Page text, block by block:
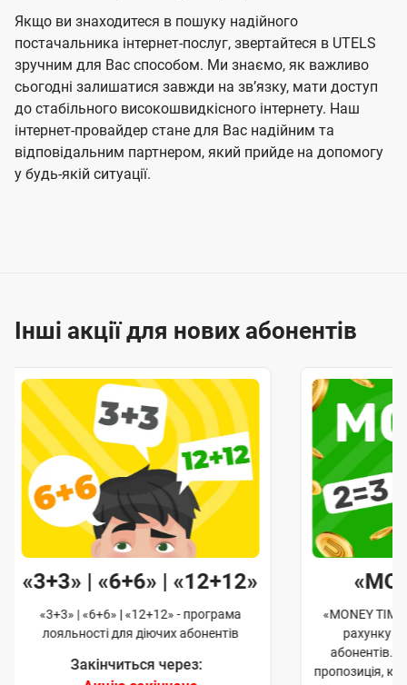
Якщо ви знаходитеся в пошуку надійного
постачальника інтернет-послуг, звертайтеся в UTELS
зручним для Вас способом. Ми знаємо, як важливо
сьогодні залишатися завжди на звʼязку, мати доступ
до стабільного високошвидкісного інтернету. Наш
інтернет-провайдер стане для Вас надійним та
відповідальним партнером, який прийде на допомогу
у будь-якій ситуації.
Інші акції для нових абонентів
«3+3» | «6+6» | «12+12»
«3+3» | «6+6» | «12+12» - програма
лояльності для діючих абонентів
Закінчиться через:
«MONEY
рахунку
абонентів.
пропозиція,